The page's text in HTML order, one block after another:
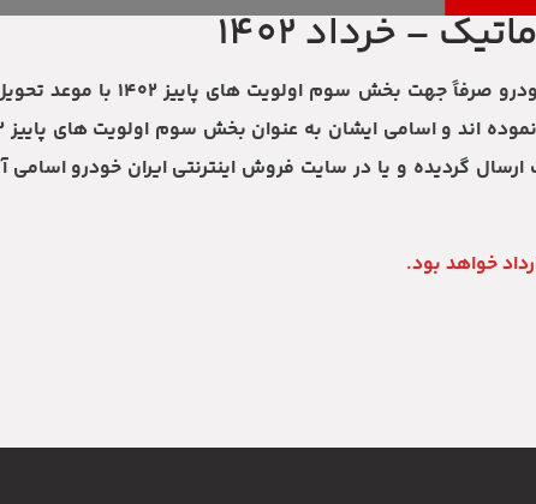
– خرداد 1402
گردیده و یا در سایت فروش اینترنتی ایران خودرو
خواهد بود.